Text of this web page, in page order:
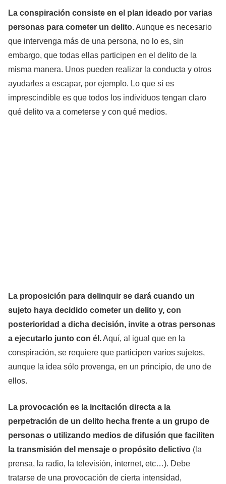
La conspiración consiste en el plan ideado por varias
personas para cometer un delito.Aunque es necesario
que intervenga más de una persona, no lo es, sin
embargo, que todas ellas participen en el delito de la
misma manera. Unos pueden realizar la conducta y otros
ayudarles a escapar, por ejemplo. Lo que sí es
imprescindible es que todos los individuos tengan claro
qué delito va a cometerse y con qué medios.
La proposición para delinquir se dará cuando un
sujeto haya decidido cometer un delito y, con
posterioridad a dicha decisión, invite a otras personas
a ejecutarlo junto con él.Aquí, al igual que en la
conspiración, se requiere que participen varios sujetos,
aunque la idea sólo provenga, en un principio, de uno de
ellos.
La provocación es la incitación directa a la
perpetración de un delito hecha frente a un grupo de
personas o utilizando medios de difusión que faciliten
la transmisión del mensaje o propósito delictivo (la
prensa, la radio, la televisión, internet, etc…). Debe
tratarse de una provocación de cierta intensidad,